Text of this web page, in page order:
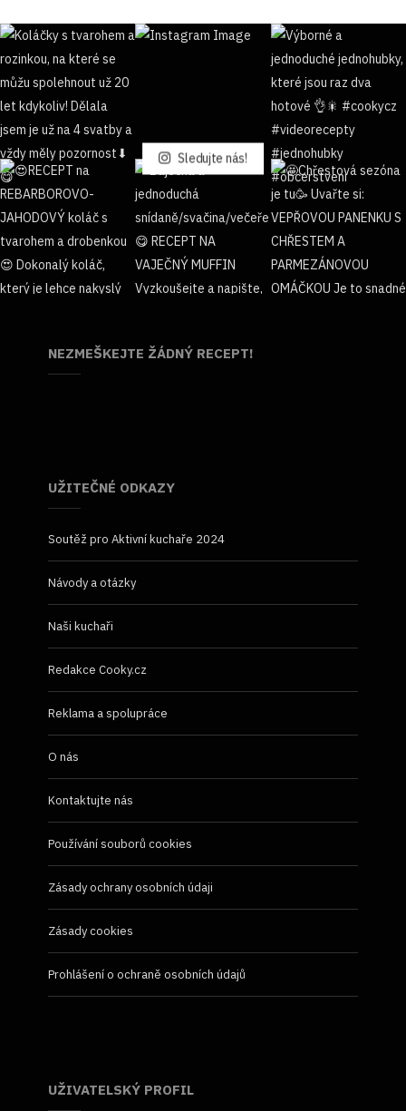
Sledujte nás!
NEZMEŠKEJTE ŽÁDNÝ RECEPT!
UŽITEČNÉ ODKAZY
Soutěž pro Aktivní kuchaře 2024
Návody a otázky
Naši kuchaři
Redakce Cooky.cz
Reklama a spolupráce
O nás
Kontaktujte nás
Používání souborů cookies
Zásady ochrany osobních údaji
Zásady cookies
Prohlášení o ochraně osobních údajů
UŽIVATELSKÝ PROFIL